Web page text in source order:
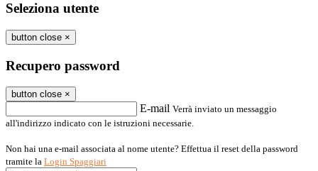
Seleziona utente
button close ×
Recupero password
button close ×
E-mail Verrà inviato un messaggio
all'indirizzo indicato con le istruzioni necessarie.
Non hai una e-mail associata al nome utente? Effettua il reset della password
tramite la Login Spaggiari